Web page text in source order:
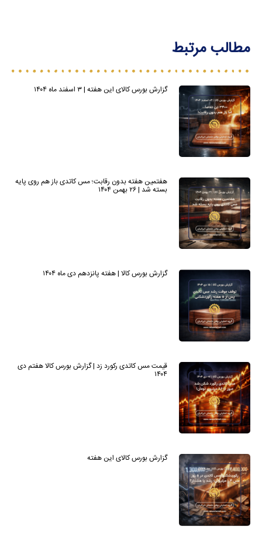
مطالب مرتبط
گزارش بورس کالای این هفته | ۳ اسفند ماه ۱۴۰۴
هفتمین هفته بدون رقابت؛ مس کاتدی باز هم روی پایه
بسته شد | ۲۶ بهمن ۱۴۰۴
گزارش بورس کالا | هفته پانزدهم دی ماه ۱۴۰۴
قیمت مس کاتدی رکورد زد | گزارش بورس کالا هفتم دی
۱۴۰۴
گزارش بورس کالای این هفته